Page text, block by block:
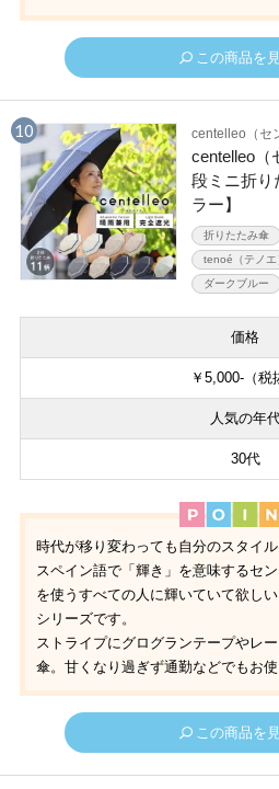
この商品を
centelleo（セ
centelleo（
段ミニ折り
ラー】
折りたたみ傘
tenoé（テノエ
ダークブルー
価格
￥5,000-（税
人気の年
30代
時代が移り変わっても自分のスタイ
スペイン語で「輝き」を意味するセ
を使うすべての人に輝いていて欲し
シリーズです。
ストライプにグログランテープやレ
傘。甘くなり過ぎず通勤などでもお使
この商品を